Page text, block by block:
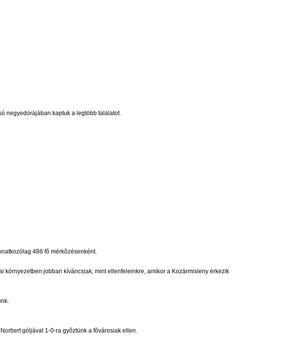
negyedórájában kaptuk a legtöbb találatot.
486 fõ mérkõzésenként.
jobban kíváncsiak, mint ellenfeleinkre, amikor a Kozármisleny érkezik
góljával 1-0-ra gyõztünk a fõvárosiak ellen.